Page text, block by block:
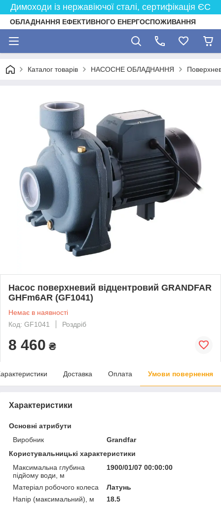
Димоходи із нержавіючої сталі, сертифікація ЄС
ОБЛАДНАННЯ ЕФЕКТИВНОГО ЕНЕРГОСПОЖИВАННЯ
Каталог товарів НАСОСНЕ ОБЛАДНАННЯ
Насос поверхневий відцентровий GRANDFAR
GHFm6AR (GF1041)
Немає в наявності
Код: GF1041
Роздріб
8 460 ₴
Доставка Оплата Умови повернення
Характеристики
Основні атрибути
Виробник
Grandfar
Користувальницькі характеристики
Максимальна глубина
підйому води, м
1900/01/07 00:00:00
Матеріал робочого колеса
Латунь
Напір (максимальний), м
18.5